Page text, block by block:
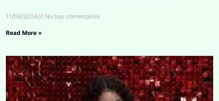
11/09/2024 No hay comentarios
Read More »